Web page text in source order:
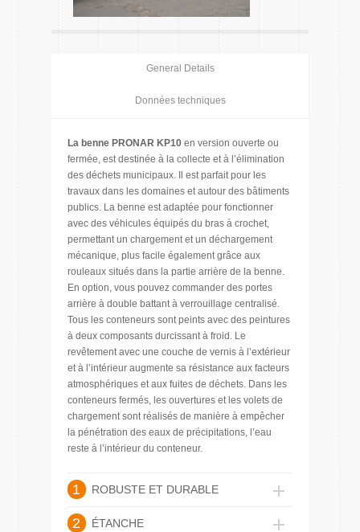
General Details
Données techniques
La benne PRONAR KP10 en version ouverte ou
fermée, est destinée à la collecte et à l’élimination
des déchets municipaux. Il est parfait pour les
travaux dans les domaines et autour des bâtiments
publics. La benne est adaptée pour fonctionner
avec des véhicules équipés du bras à crochet,
permettant un chargement et un déchargement
mécanique, plus facile également grâce aux
rouleaux situés dans la partie arrière de la benne.
En option, vous pouvez commander des portes
arrière à double battant à verrouillage centralisé.
Tous les conteneurs sont peints avec des peintures
à deux composants durcissant à froid. Le
revêtement avec une couche de vernis à l’extérieur
et à l’intérieur augmente sa résistance aux facteurs
atmosphériques et aux fuites de déchets. Dans les
conteneurs fermés, les ouvertures et les volets de
chargement sont réalisés de manière à empêcher
la pénétration des eaux de précipitations, l’eau
reste à l’intérieur du conteneur.
1 ROBUSTE ET DURABLE
2 ÉTANCHE